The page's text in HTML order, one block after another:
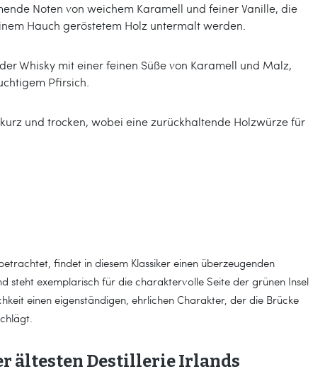
Noten von weichem Karamell und feiner Vanille, die
Hauch geröstetem Holz untermalt werden.
Whisky mit einer feinen Süße von Karamell und Malz,
Pfirsich.
und trocken, wobei eine zurückhaltende Holzwürze für
findet in diesem Klassiker einen überzeugenden
steht exemplarisch für die charaktervolle Seite der grünen Insel
einen eigenständigen, ehrlichen Charakter, der die Brücke
ältesten Destillerie Irlands